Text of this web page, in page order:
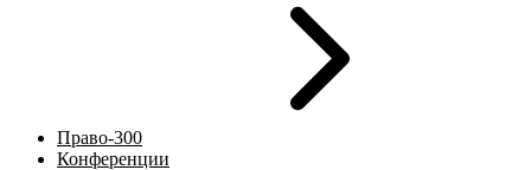
Право-300
Конференции